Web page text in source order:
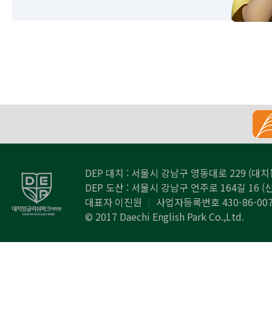
DEP 대치 : 서울시 강남구 영동대로 229 (대
DEP 도산 : 서울시 강남구 언주로 164길 16 (
대표자 이진원 ㅣ 사업자등록번호 430-86-
© 2017 Daechi English Park Co.,Ltd.